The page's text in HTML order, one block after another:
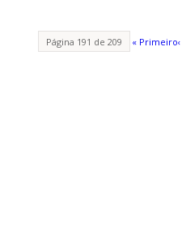
Página 191 de 209 « Primeiro